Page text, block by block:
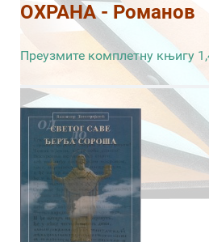
ОХРАНА - Романов
Преузмите комплетну књигу